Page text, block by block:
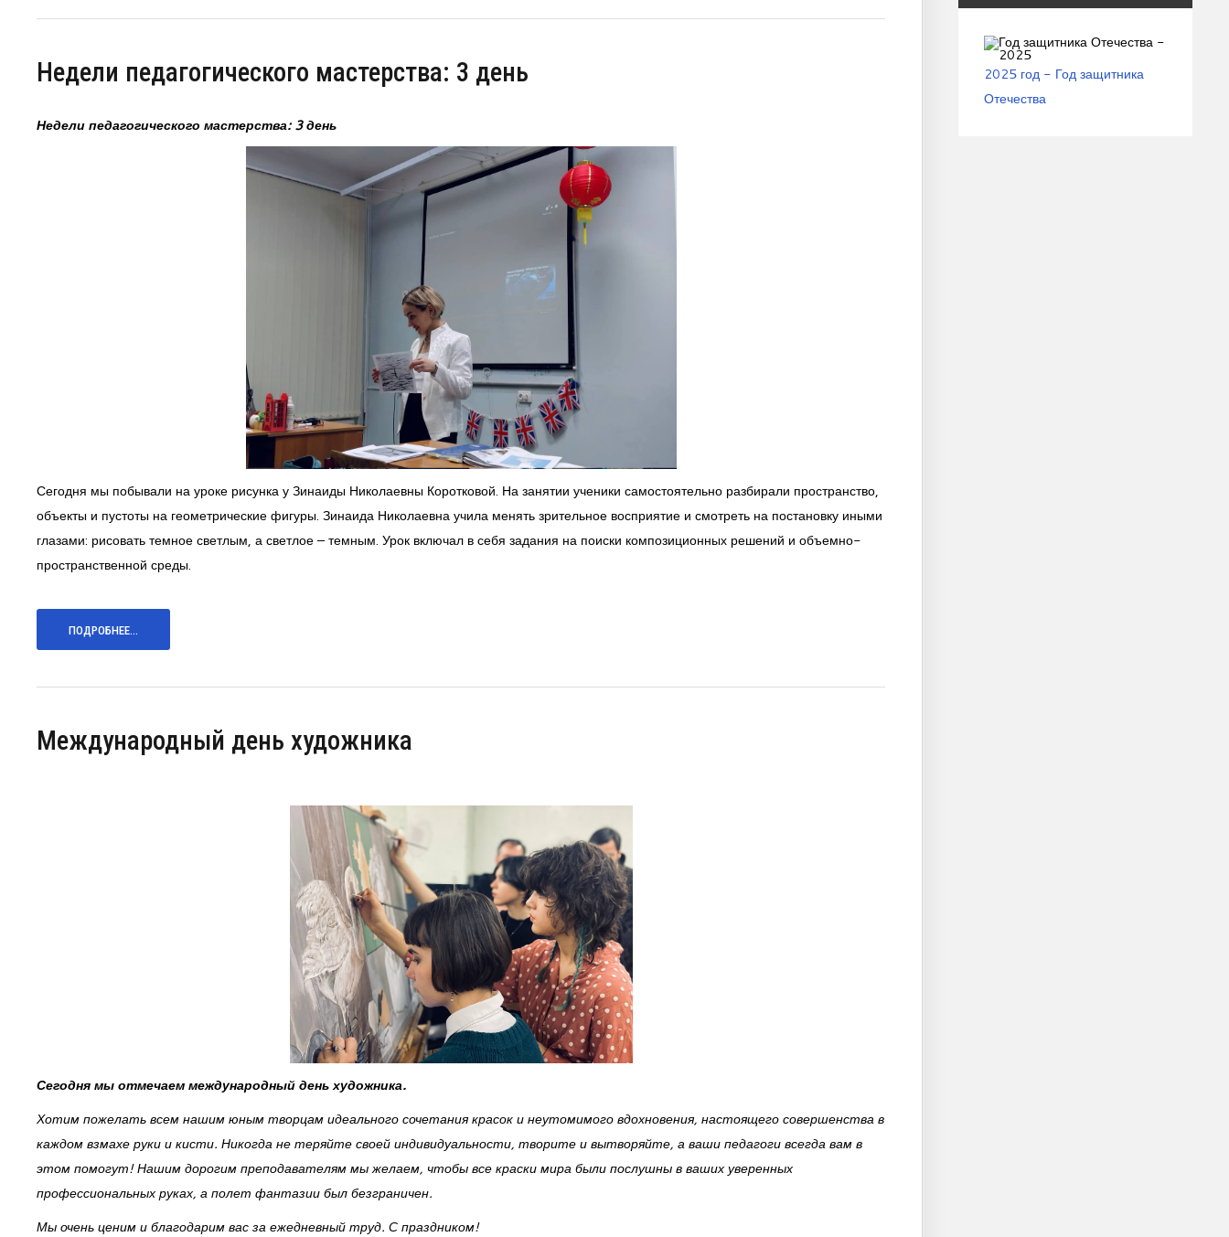
Недели педагогического мастерства: 3 день
Недели педагогического мастерства: 3 день
Сегодня мы побывали на уроке рисунка у Зинаиды Николаевны Коротковой. На занятии ученики самостоятельно разбирали пространство,
объекты и пустоты на геометрические фигуры. Зинаида Николаевна учила менять зрительное восприятие и смотреть на постановку иными
глазами: рисовать темное светлым, а светлое – темным. Урок включал в себя задания на поиски композиционных решений и объемно-
пространственной среды.
ПОДРОБНЕЕ...
Международный день художника
Сегодня мы отмечаем международный день художника.
Хотим пожелать всем нашим юным творцам идеального сочетания красок и неутомимого вдохновения, настоящего совершенства в
каждом взмахе руки и кисти. Никогда не теряйте своей индивидуальности, творите и вытворяйте, а ваши педагоги всегда вам в
этом помогут! Нашим дорогим преподавателям мы желаем, чтобы все краски мира были послушны в ваших уверенных
профессиональных руках, а полет фантазии был безграничен.
Мы очень ценим и благодарим вас за ежедневный труд. С праздником!
2025 год - Год защитника
Отечества